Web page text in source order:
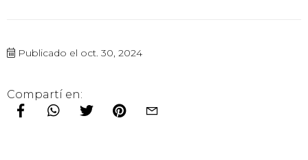
Publicado el oct. 30, 2024
Compartí en: